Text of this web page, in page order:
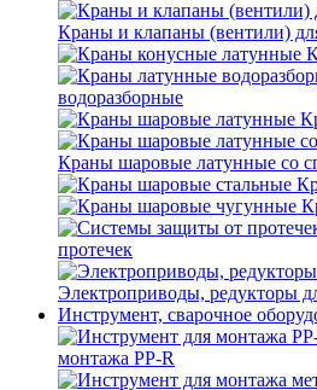
Краны и клапаны (вентили)
водоразборные
Краны шаровые латунные со
протечек
Электроприводы, редукторы
Инструмент, сварочное
монтажа PP-R